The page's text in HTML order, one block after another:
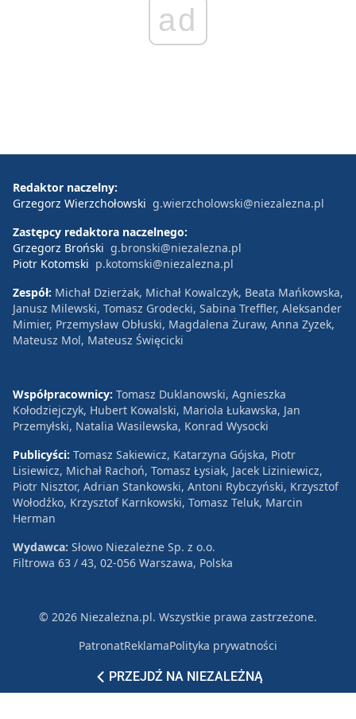
ad
PRZEJDŹ NA NIEZALEŻNĄ
Redaktor naczelny:
Grzegorz Wierzchołowski g.wierzcholowski@niezalezna.pl
Zastępcy redaktora naczelnego:
Grzegorz Broński g.bronski@niezalezna.pl
Piotr Kotomski p.kotomski@niezalezna.pl
Zespół: Michał Dzierżak, Michał Kowalczyk, Beata Mańkowska,
Janusz Milewski, Tomasz Grodecki, Sabina Treffler, Aleksander
Mimier, Przemysław Obłuski, Magdalena Żuraw, Anna Zyzek,
Mateusz Mol, Mateusz Święcicki
Współpracownicy: Tomasz Duklanowski, Agnieszka
Kołodziejczyk, Hubert Kowalski, Mariola Łukawska, Jan
Przemyłski, Natalia Wasilewska, Konrad Wysocki
Publicyści: Tomasz Sakiewicz, Katarzyna Gójska, Piotr
Lisiewicz, Michał Rachoń, Tomasz Łysiak, Jacek Liziniewicz,
Piotr Nisztor, Adrian Stankowski, Antoni Rybczyński, Krzysztof
Wołodźko, Krzysztof Karnkowski, Tomasz Teluk, Marcin
Herman
Wydawca: Słowo Niezależne Sp. z o.o.
Filtrowa 63 / 43, 02-056 Warszawa, Polska
© 2026 Niezależna.pl. Wszystkie prawa zastrzeżone.
PatronatReklamaPolityka prywatności